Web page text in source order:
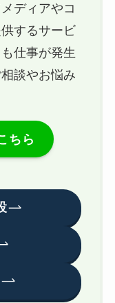
ディアやコ
するサービ
仕事が発生
談やお悩み
ちら